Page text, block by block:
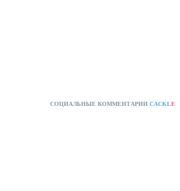
СОЦИАЛЬНЫЕ КОММЕНТАРИИ CACKLE